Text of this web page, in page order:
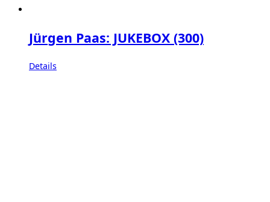
Jürgen Paas: JUKEBOX (300)
Details